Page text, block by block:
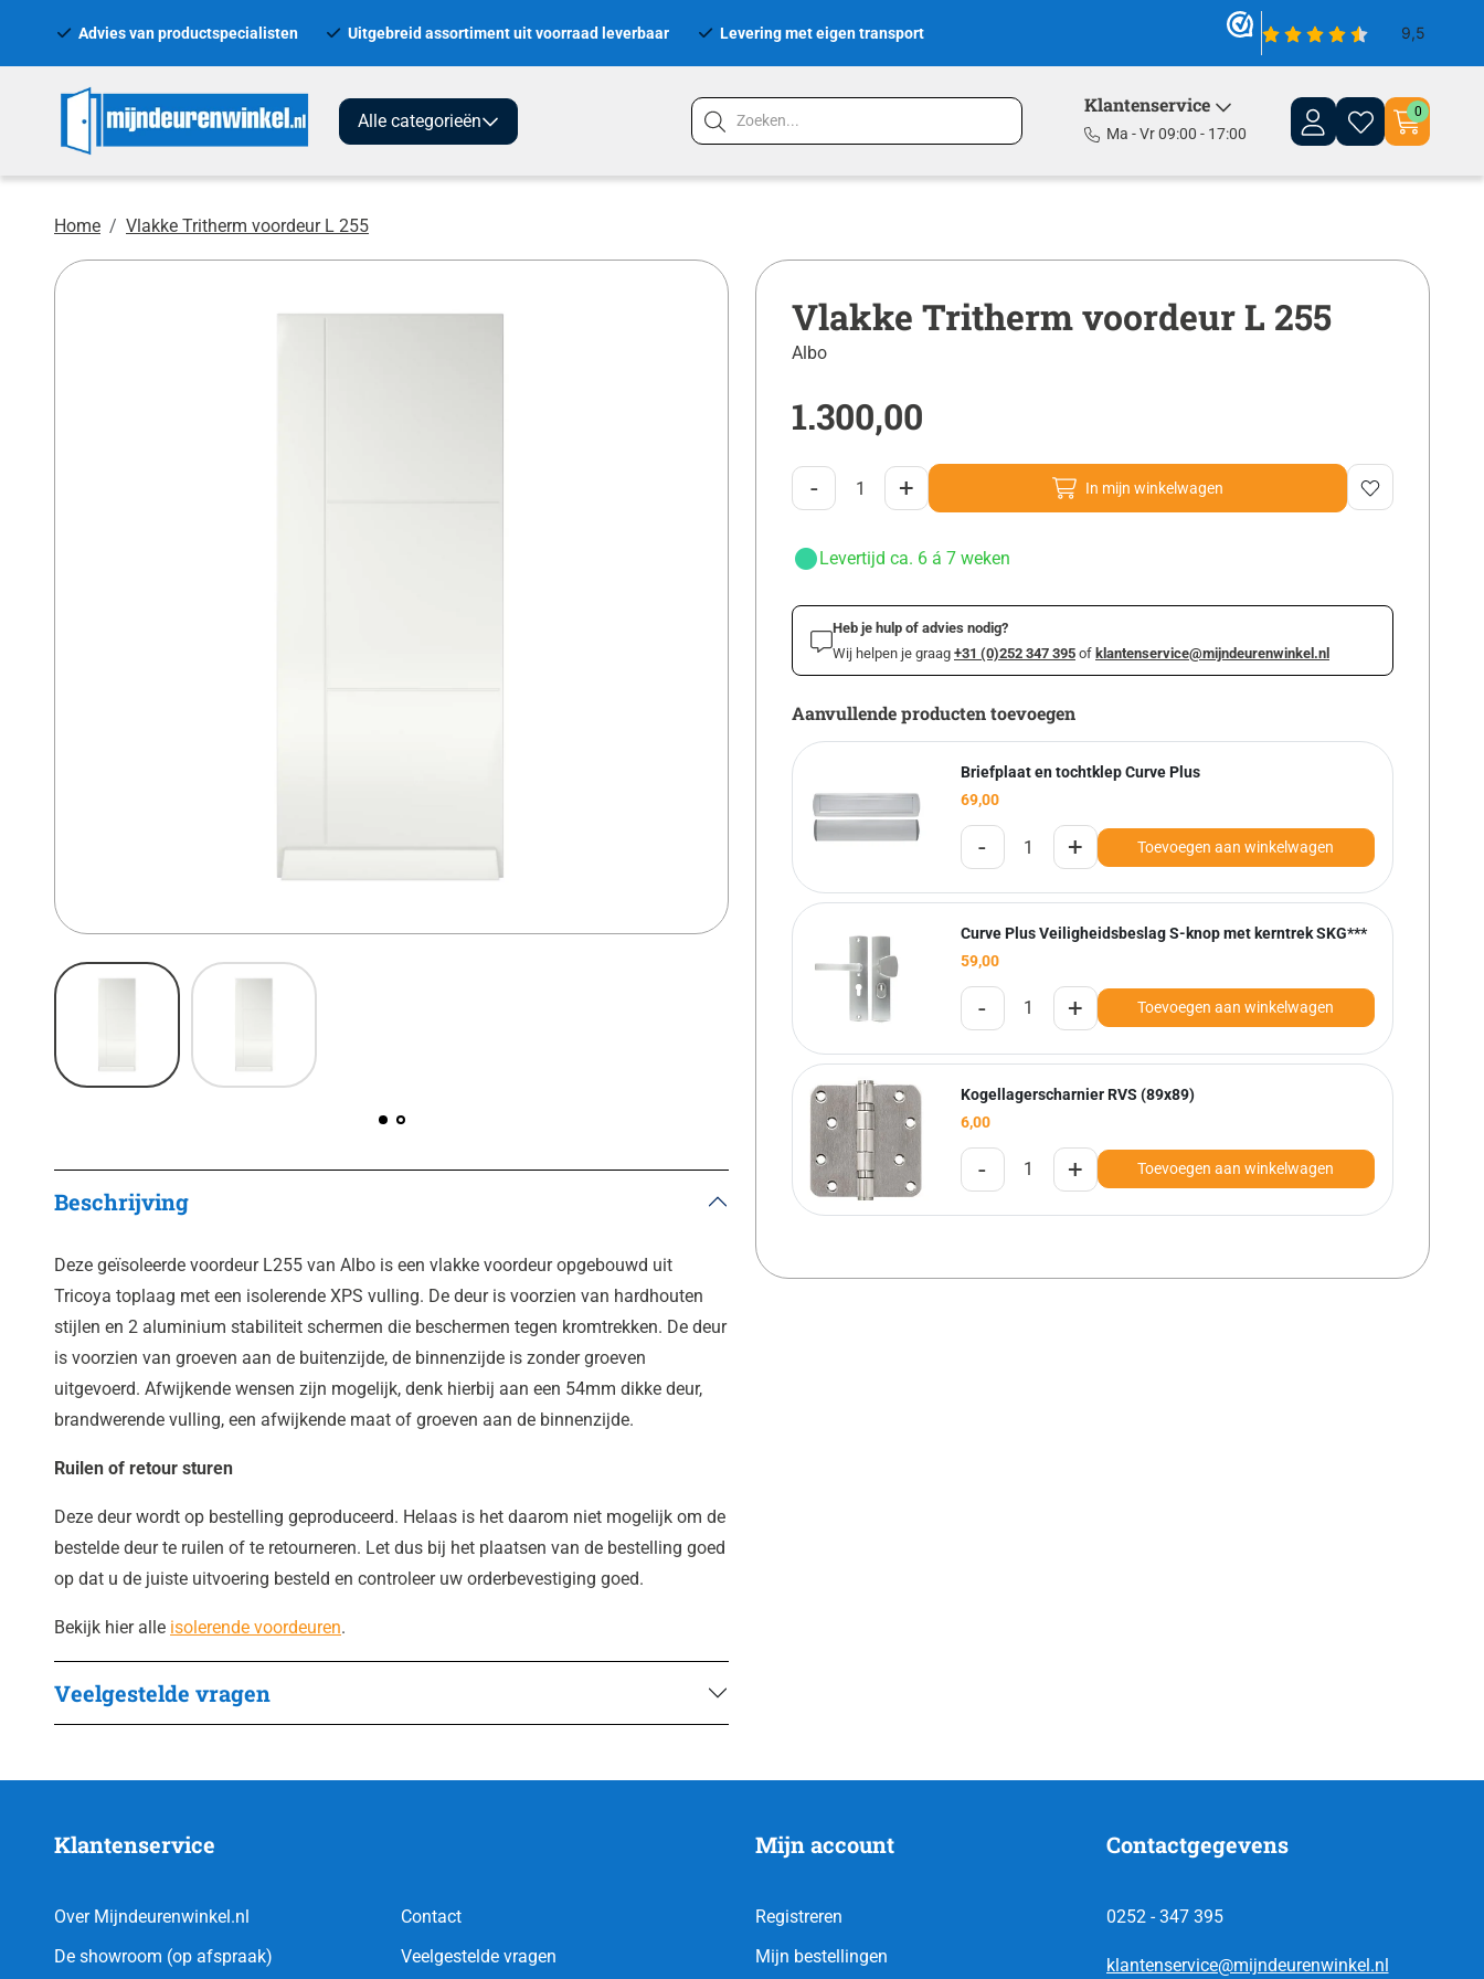
Advies van productspecialisten Uitgebreid assortiment uit voorraad leverbaar Levering met eigen transport
Alle categorieën
Klantenservice
Ma - Vr 09:00 - 17:00
0
Home Vlakke Tritherm voordeur L 255
Beschrijving
Deze geïsoleerde voordeur L255 van Albo is een vlakke voordeur opgebouwd uit
Tricoya toplaag met een isolerende XPS vulling. De deur is voorzien van hardhouten
stijlen en 2 aluminium stabiliteit schermen die beschermen tegen kromtrekken. De deur
is voorzien van groeven aan de buitenzijde, de binnenzijde is zonder groeven
uitgevoerd. Afwijkende wensen zijn mogelijk, denk hierbij aan een 54mm dikke deur,
brandwerende vulling, een afwijkende maat of groeven aan de binnenzijde.
Ruilen of retour sturen
Deze deur wordt op bestelling geproduceerd. Helaas is het daarom niet mogelijk om de
bestelde deur te ruilen of te retourneren. Let dus bij het plaatsen van de bestelling goed
op dat u de juiste uitvoering besteld en controleer uw orderbevestiging goed.
Bekijk hier alle isolerende voordeuren.
Veelgestelde vragen
Vlakke Tritherm voordeur L 255
Albo
1.300,00
- + In mijn winkelwagen
Levertijd ca. 6 á 7 weken
Heb je hulp of advies nodig?
Wij helpen je graag +31 (0)252 347 395 of klantenservice@mijndeurenwinkel.nl
Aanvullende producten toevoegen
Briefplaat en tochtklep Curve Plus
69,00
- + Toevoegen aan winkelwagen
Curve Plus Veiligheidsbeslag S-knop met kerntrek SKG***
59,00
- + Toevoegen aan winkelwagen
Kogellagerscharnier RVS (89x89)
6,00
- + Toevoegen aan winkelwagen
Klantenservice
Over Mijndeurenwinkel.nl
De showroom (op afspraak)
Contact
Veelgestelde vragen
Mijn account
Registreren
Mijn bestellingen
Contactgegevens
0252 - 347 395
klantenservice@mijndeurenwinkel.nl